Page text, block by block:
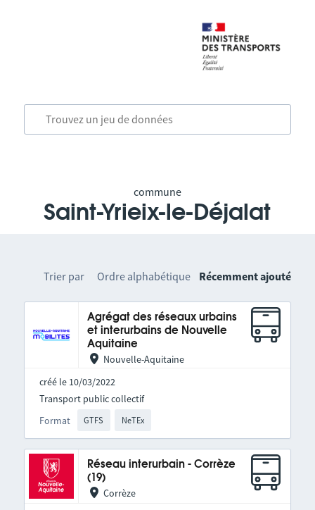
commune
Saint-Yrieix-le-Déjalat
Trier par Ordre alphabétique Récemment ajouté
Agrégat des réseaux urbains
et interurbains de Nouvelle
Aquitaine
Nouvelle-Aquitaine
créé le 10/03/2022
Format GTFS NeTEx
Transport public collectif
Réseau interurbain - Corrèze
(19)
Corrèze